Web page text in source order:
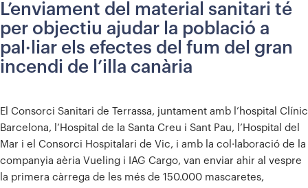
L’enviament del material sanitari té
per objectiu ajudar la població a
pal·liar els efectes del fum del gran
incendi de l’illa canària
El Consorci Sanitari de Terrassa, juntament amb l’hospital Clínic
Barcelona, l’Hospital de la Santa Creu i Sant Pau, l’Hospital del
Mar i el Consorci Hospitalari de Vic, i amb la col·laboració de la
companyia aèria Vueling i IAG Cargo, van enviar ahir al vespre
la primera càrrega de les més de 150.000 mascaretes,